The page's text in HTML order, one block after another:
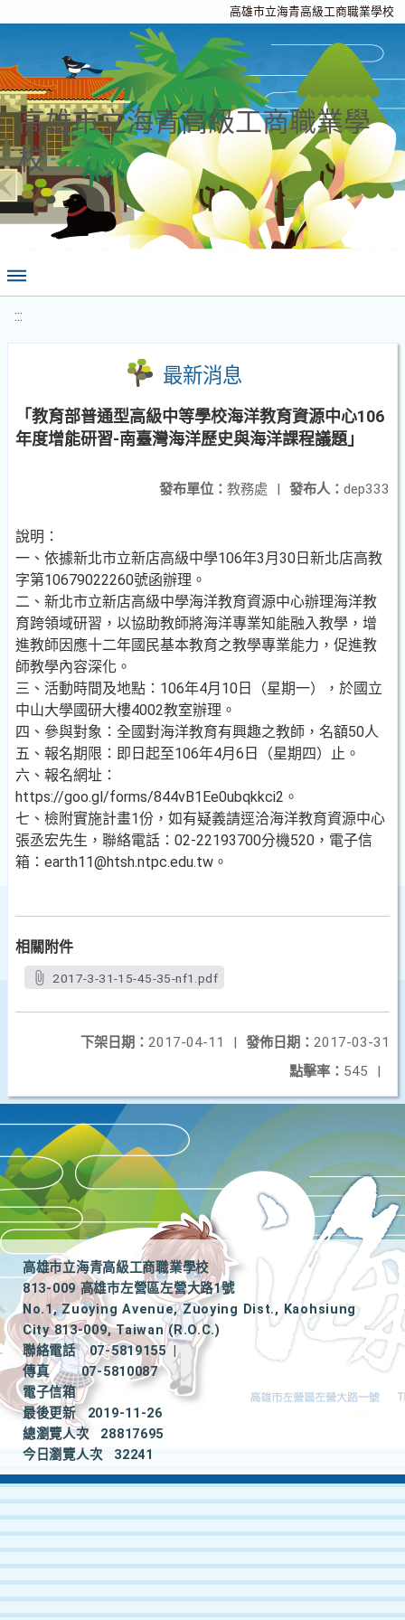
高雄市立海青高級工商職業學校
高雄市立海青高級工商職業學
校
:::
最新消息
「教育部普通型高級中等學校海洋教育資源中心106
年度增能研習-南臺灣海洋歷史與海洋課程議題」
發布人： dep333
發布單位： 教務處 |
說明：
一、依據新北市立新店高級中學106年3月30日新北店高教
字第10679022260號函辦理。
二、新北市立新店高級中學海洋教育資源中心辦理海洋教
育跨領域研習，以協助教師將海洋專業知能融入教學，增
進教師因應十二年國民基本教育之教學專業能力，促進教
師教學內容深化。
三、活動時間及地點：106年4月10日（星期一），於國立
中山大學國研大樓4002教室辦理。
四、參與對象：全國對海洋教育有興趣之教師，名額50人
五、報名期限：即日起至106年4月6日（星期四）止。
六、報名網址：
https://goo.gl/forms/844vB1Ee0ubqkkci2。
七、檢附實施計畫1份，如有疑義請逕洽海洋教育資源中心
張丞宏先生，聯絡電話：02-22193700分機520，電子信
箱：earth11@htsh.ntpc.edu.tw。
相關附件
2017-3-31-15-45-35-nf1.pdf
發佈日期： 2017-03-31
下架日期： 2017-04-11
|
點擊率： 545 |
高雄市立海青高級工商職業學校
813-009 高雄市左營區左營大路1號
No.1, Zuoying Avenue, Zuoying Dist., Kaohsiung
City 813-009, Taiwan (R.O.C.)
聯絡電話
07-5819155
|
傳真
07-5810087
電子信箱
最後更新
2019-11-26
總瀏覽人次
28817695
今日瀏覽人次
32241